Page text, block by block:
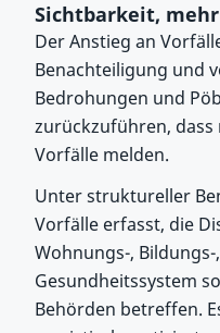
Sichtbarkeit,
Der Anstieg an
Benachteiligung und
Bedrohungen und
zurückzuführen, dass
Vorfälle melden.
Unter struktureller
Vorfälle erfasst, die
Wohnungs-,
Gesundheitssystem
Behörden betreffen.